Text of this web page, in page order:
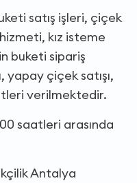
satış işleri, çiçek
kız isteme
buketi sipariş
yapay çiçek satışı,
verilmektedir.
saatleri arasında
Antalya